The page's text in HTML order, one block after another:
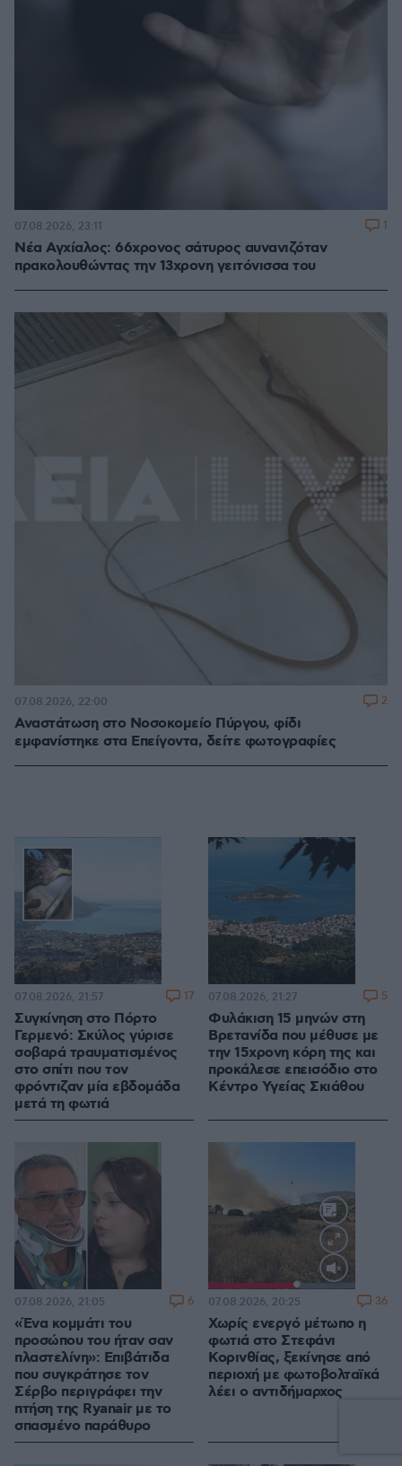
Νέα Αγχίαλος: 66χρονος σάτυρος αυνανιζόταν
πρακολουθώντας την 13χρονη γειτόνισσα του
07.08.2026, 23:11 1
Αναστάτωση στο Νοσοκομείο Πύργου, φίδι
εμφανίστηκε στα Επείγοντα, δείτε φωτογραφίες
07.08.2026, 22:00 2
Συγκίνηση στο Πόρτο
Γερμενό: Σκύλος γύρισε
σοβαρά τραυματισμένος
στο σπίτι που τον
φρόντιζαν μία εβδομάδα
μετά τη φωτιά
07.08.2026, 21:57 17
Φυλάκιση 15 μηνών στη
Βρετανίδα που μέθυσε με
την 15χρονη κόρη της και
προκάλεσε επεισόδιο στο
Κέντρο Υγείας Σκιάθου
07.08.2026, 21:27 5
«Ένα κομμάτι του
προσώπου του ήταν σαν
πλαστελίνη»: Επιβάτιδα
που συγκράτησε τον
Σέρβο περιγράφει την
πτήση της Ryanair με το
σπασμένο παράθυρο
07.08.2026, 21:05 6
Loaded
100.00%
Χωρίς ενεργό μέτωπο η
φωτιά στο Στεφάνι
Κορινθίας, ξεκίνησε από
περιοχή με φωτοβολταϊκά
λέει ο αντιδήμαρχος
07.08.2026, 20:25 36